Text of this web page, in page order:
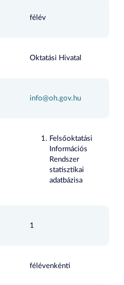
félév
Oktatási Hivatal
info@oh.gov.hu
Felsőoktatási
Információs
Rendszer
statisztikai
adatbázisa
1
félévenkénti